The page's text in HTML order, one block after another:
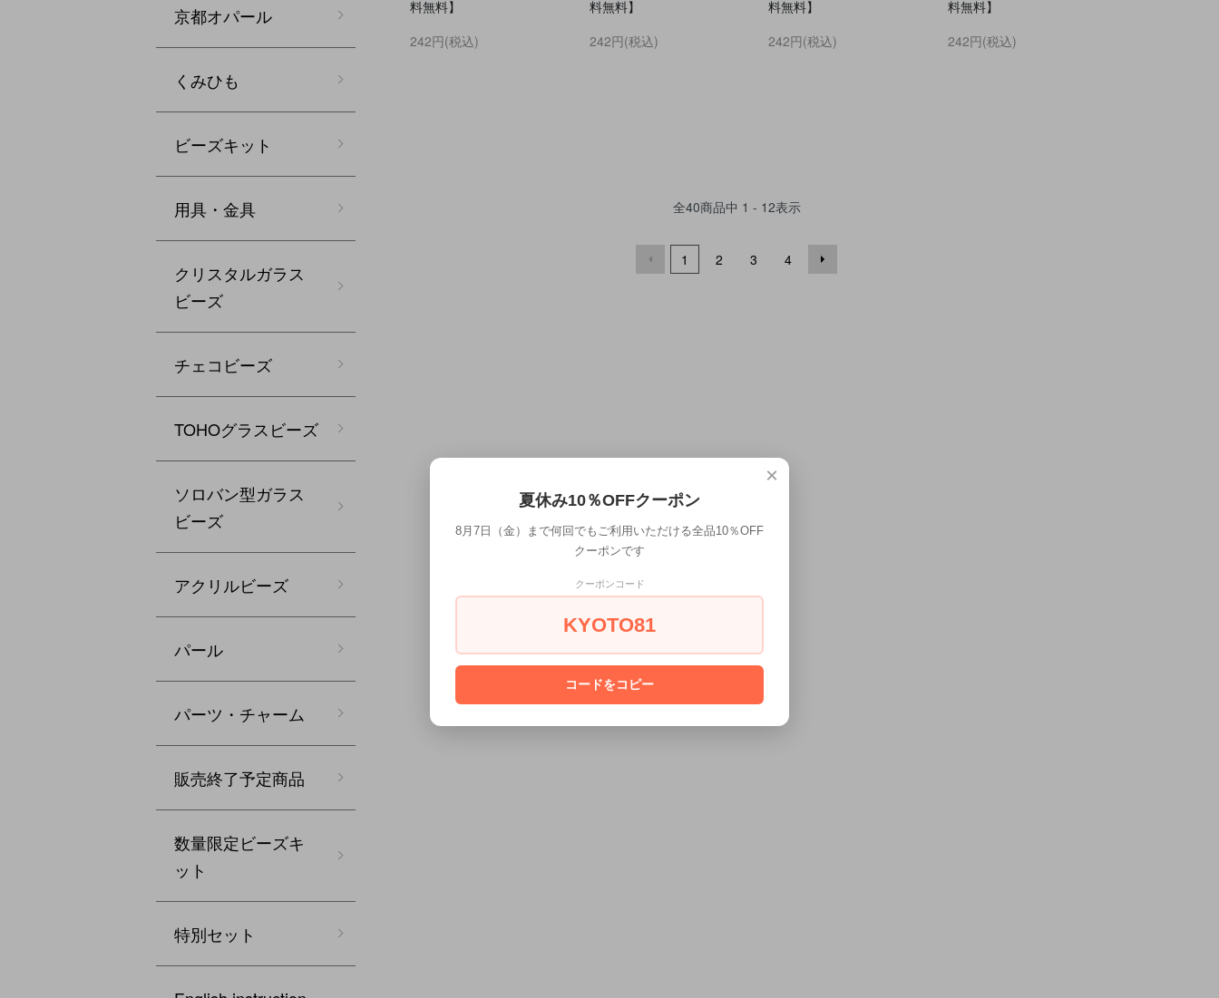
料無料】
242円(税込)
料無料】
242円(税込)
料無料】
242円(税込)
料無料】
242円(税込)
全40商品中 1 - 12表示
1 2 3 4
京都オパール
くみひも
ビーズキット
用具・金具
クリスタルガラス
ビーズ
チェコビーズ
TOHOグラスビーズ
ソロバン型ガラス
ビーズ
アクリルビーズ
パール
パーツ・チャーム
販売終了予定商品
数量限定ビーズキ
ット
特別セット
×
夏休み10％OFFクーポン
8月7日（金）まで何回でもご利用いただける全品10％OFF
クーポンです
クーポンコード
KYOTO81
コードをコピー